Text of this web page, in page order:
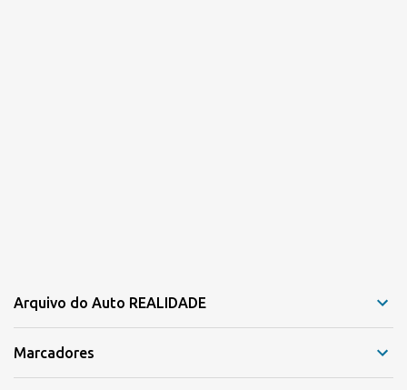
Arquivo do Auto REALIDADE
Marcadores